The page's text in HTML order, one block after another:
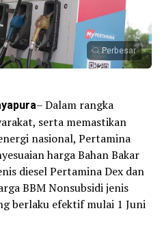
Perbesar
– Dalam rangka
serta memastikan
nasional, Pertamina
harga Bahan Bakar
diesel Pertamina Dex dan
BBM Nonsubsidi jenis
berlaku efektif mulai 1 Juni